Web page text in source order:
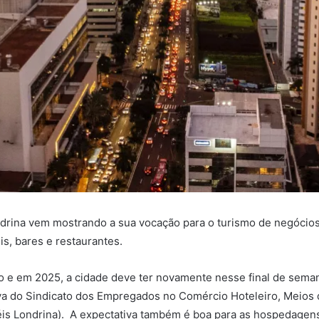
vem mostrando a sua vocação para o turismo de
bares e restaurantes.
em 2025, a cidade deve ter novamente nesse final de
do Sindicato dos Empregados no Comércio Hoteleiro,
Londrina). A expectativa também é boa para as